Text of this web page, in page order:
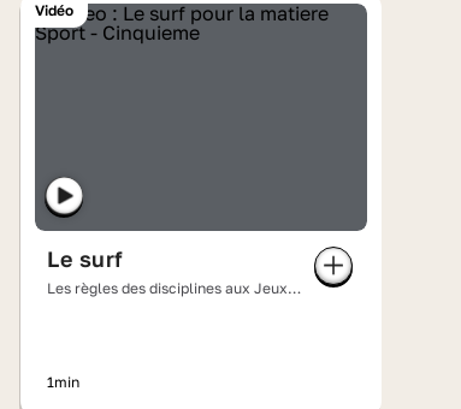
Vidéo
Le surf
Les règles des disciplines aux Jeux
1min